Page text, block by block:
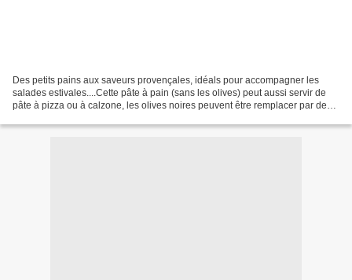
Des petits pains aux saveurs provençales, idéals pour accompagner les
salades estivales....Cette pâte à pain (sans les olives) peut aussi servir de
pâte à pizza ou à calzone, les olives noires peuvent être remplacer par des